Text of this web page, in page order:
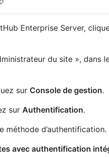
Enterprise Server,
du site », dans
sur Console de gestion.
sur Authentification.
méthode d’authentification.
avec authentification